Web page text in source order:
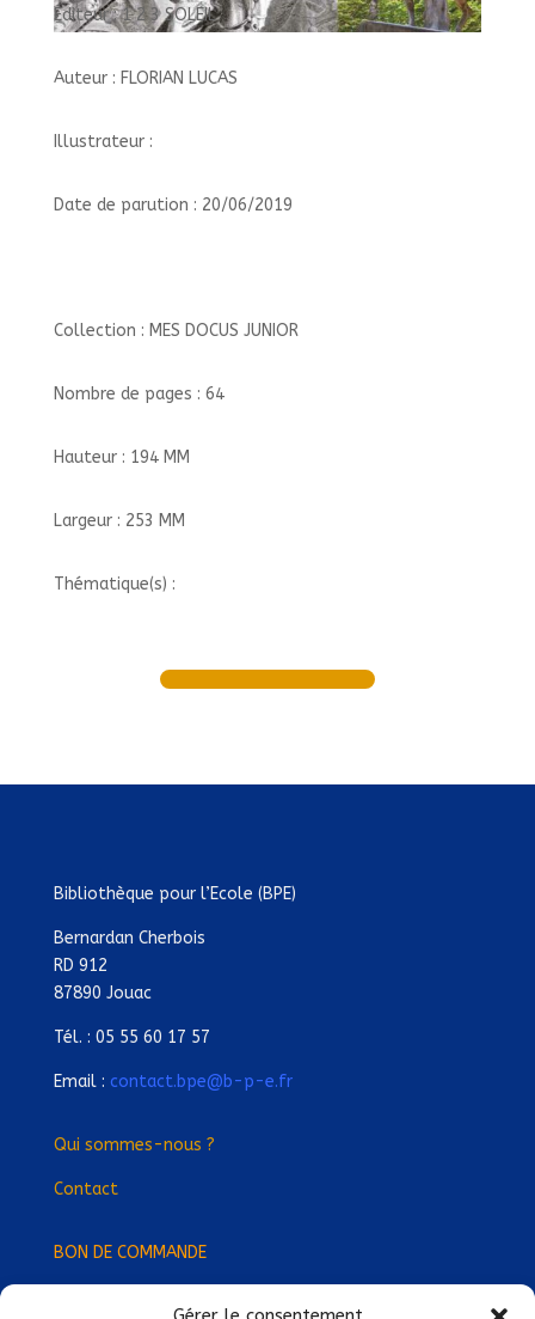
Éditeur : 1 2 3 SOLEIL
Auteur : FLORIAN LUCAS
Illustrateur :
Date de parution : 20/06/2019
Collection : MES DOCUS JUNIOR
Nombre de pages : 64
Hauteur : 194 MM
Largeur : 253 MM
Thématique(s) :
Bibliothèque pour l’Ecole (BPE)
Bernardan Cherbois
RD 912
87890 Jouac
Tél. : 05 55 60 17 57
Email : contact.bpe@b-p-e.fr
Qui sommes-nous ?
Contact
BON DE COMMANDE